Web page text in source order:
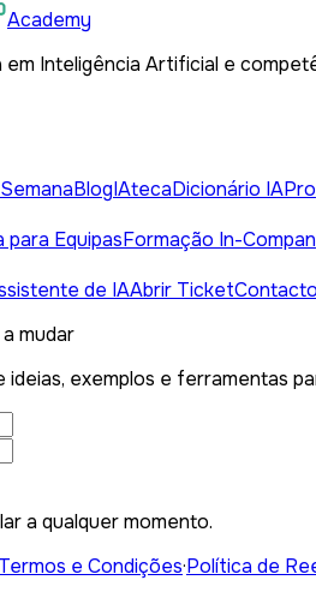
Academy
Inteligência Artificial e
BlogIAtecaDicionário IA
EquipasFormação In-
de IAAbrir Ticket
mudar
ideias, exemplos e ferramentas
a qualquer momento.
Termos e Condições·Política de